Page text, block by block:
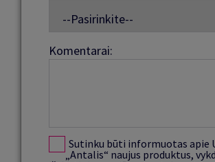
Komentarai:
Sutinku būti informuotas apie
„Antalis“ naujus produktus,